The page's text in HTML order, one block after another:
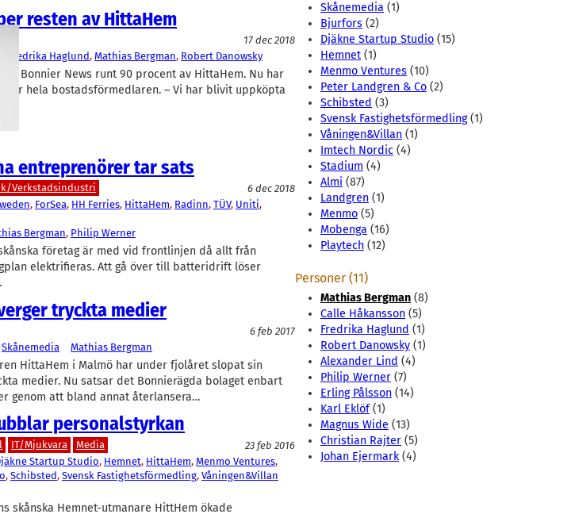
resten av HittaHem
17 dec 2018
Fredrika Haglund, Mathias Bergman, Robert Danowsky
Bonnier News runt 90 procent av HittaHem. Nu har
hela bostadsförmedlaren. – Vi har blivit uppköpta
entreprenörer tar sats
Verkstadsindustri
6 dec 2018
, ForSea, HH Ferries, HittaHem, Radinn, TÜV, Uniti
Bergman, Philip Werner
företag är med vid frontlinjen då allt från
elektrifieras. Att gå över till batteridrift löser
tryckta medier
6 feb 2017
Skånemedia Mathias Bergman
HittaHem i Malmö har under fjolåret slopat sin
medier. Nu satsar det Bonnierägda bolaget enbart
genom att bland annat återlansera…
personalstyrkan
IT/Mjukvara Media
23 feb 2016
Startup Studio, Hemnet, HittaHem, Menmo Ventures
, Schibsted, Svensk Fastighetsförmedling, Våningen&Villan
skånska Hemnet-utmanare HittHem ökade
Skånemedia (1)
Bjurfors (2)
Djäkne Startup Studio (15)
Hemnet (1)
Menmo Ventures (10)
Peter Landgren & Co (2)
Schibsted (3)
Svensk Fastighetsförmedling(1)
Våningen&Villan (1)
Imtech Nordic (4)
Stadium (4)
Almi (87)
Landgren (1)
Menmo (5)
Mobenga (16)
Playtech (12)
Personer (11)
Mathias Bergman (8)
Calle Håkansson (5)
Fredrika Haglund (1)
Robert Danowsky (1)
Alexander Lind (4)
Philip Werner (7)
Erling Pålsson (14)
Karl Eklöf(1)
Magnus Wide (13)
Christian Rajter (5)
Johan Ejermark(4)